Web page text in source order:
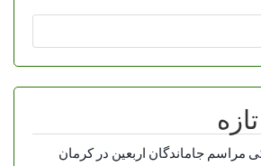
مراسم جاماندگان اربعین در کرمان